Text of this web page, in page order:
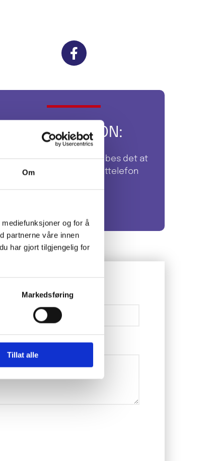
Om
og for å
partnerne våre innen
har gjort tilgjengelig for
Markedsføring
Tillat alle
VAKTTELEFON:
Utover normal arbeidstid bes det at
dere tar kontakt på vakttelefon